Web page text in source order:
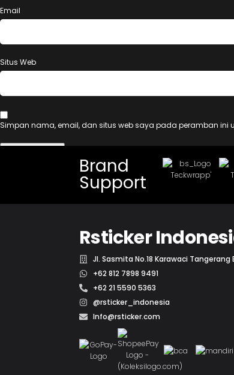
Email
Situs Web
Simpan nama, email, dan situs web saya pada peramban ini
Brand
Support
Rsticker
Jl. Sasmita No.18 Karawaci Tangerang
+62 812 7898 9491
+62 21 5590 5363
@rsticker_indonesia
Info@rsticker.com